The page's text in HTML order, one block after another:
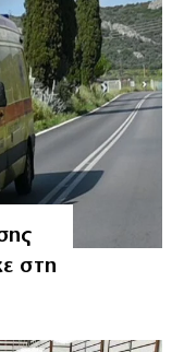
στη